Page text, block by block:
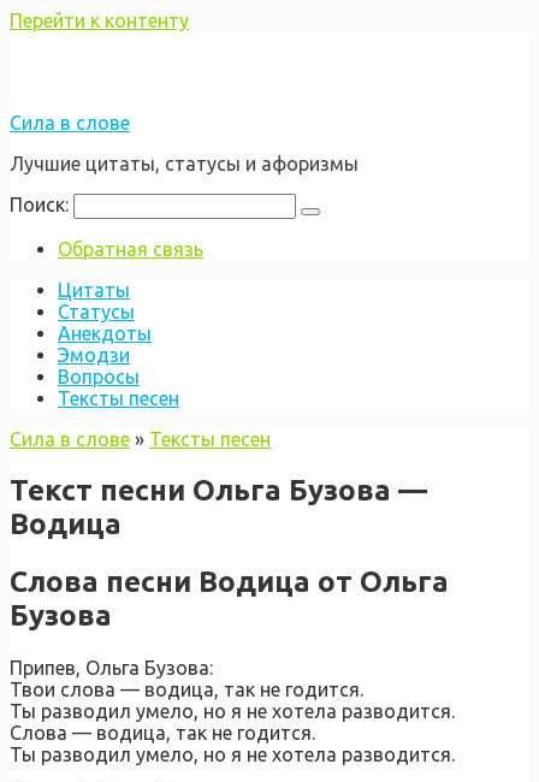
Перейти к контенту
Сила в слове
Лучшие цитаты, статусы и афоризмы
Поиск:
Обратная связь
Цитаты
Статусы
Анекдоты
Эмодзи
Вопросы
Тексты песен
Сила в слове » Тексты песен
Текст песни Ольга Бузова —
Водица
Слова песни Водица от Ольга
Бузова
Припев, Ольга Бузова:
Твои слова — водица, так не годится.
Ты разводил умело, но я не хотела разводится.
Слова — водица, так не годится.
Ты разводил умело, но я не хотела разводится.